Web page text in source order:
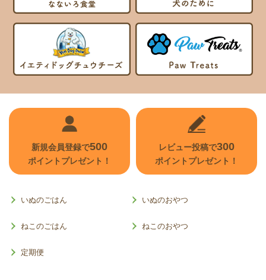
新規会員登録で500
ポイントプレゼント！
レビュー投稿で300
ポイントプレゼント！
いぬのごはん いぬのおやつ
ねこのごはん ねこのおやつ
定期便